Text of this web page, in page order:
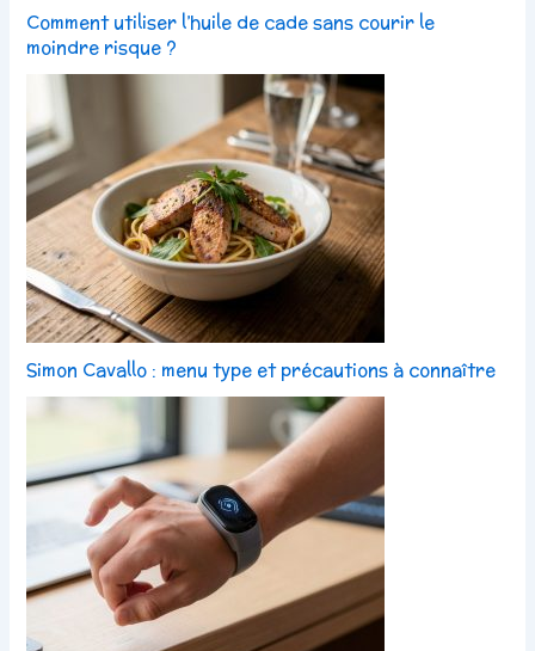
Comment utiliser l’huile de cade sans courir le
moindre risque ?
Simon Cavallo : menu type et précautions à connaître